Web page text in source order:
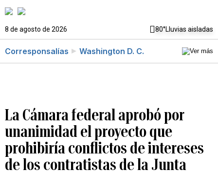
8 de agosto de 2026 80°Lluvias aisladas
Corresponsalías Washington D. C.
La Cámara federal aprobó por
unanimidad el proyecto que
prohibiría conflictos de intereses
de los contratistas de la Junta